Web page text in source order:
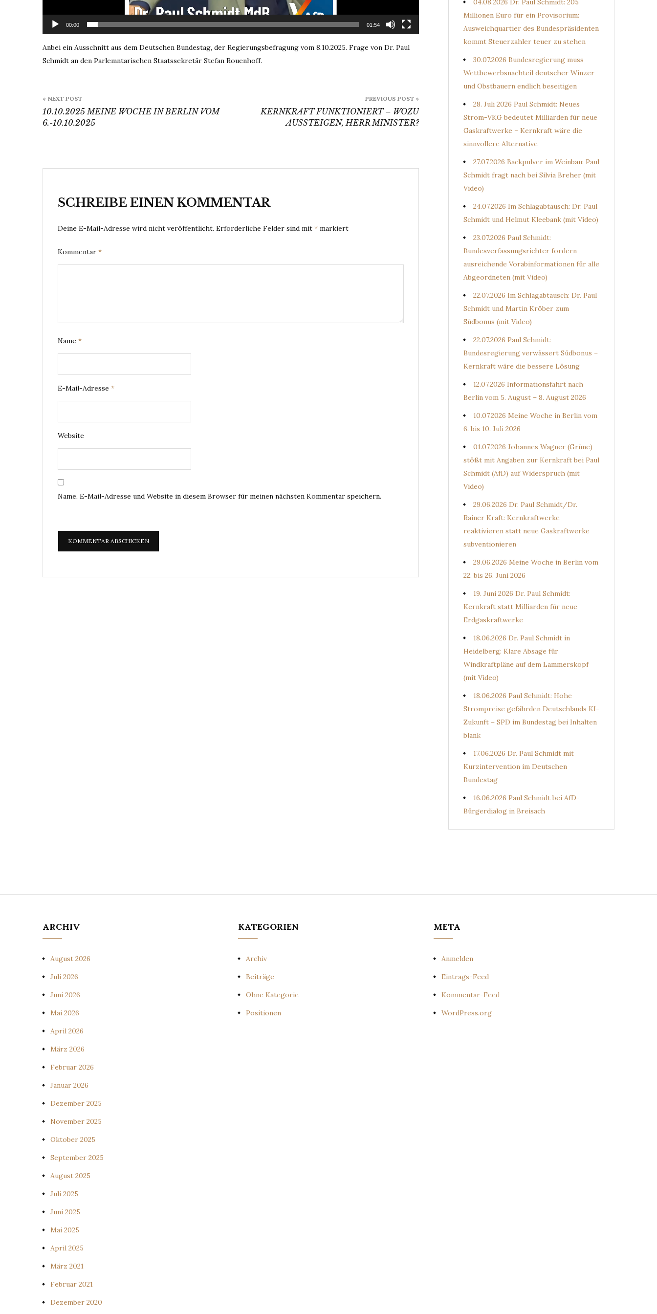
00:00 01:54
Anbei ein Ausschnitt aus dem Deutschen Bundestag, der Regierungsbefragung vom 8.10.2025. Frage von Dr. Paul
Schmidt an den Parlemntarischen Staatssekretär Stefan Rouenhoff.
PREVIOUS POST »
KERNKRAFT FUNKTIONIERT – WOZU
AUSSTEIGEN, HERR MINISTER?
« NEXT POST
10.10.2025 MEINE WOCHE IN BERLIN VOM
6.-10.10.2025
SCHREIBE EINEN KOMMENTAR
Deine E-Mail-Adresse wird nicht veröffentlicht. Erforderliche Felder sind mit * markiert
Kommentar *
Name *
E-Mail-Adresse *
Website
Name, E-Mail-Adresse und Website in diesem Browser für meinen nächsten Kommentar speichern.
04.08.2026 Dr. Paul Schmidt: 205
Millionen Euro für ein Provisorium:
Ausweichquartier des Bundespräsidenten
kommt Steuerzahler teuer zu stehen
30.07.2026 Bundesregierung muss
Wettbewerbsnachteil deutscher Winzer
und Obstbauern endlich beseitigen
28. Juli 2026 Paul Schmidt: Neues
Strom-VKG bedeutet Milliarden für neue
Gaskraftwerke – Kernkraft wäre die
sinnvollere Alternative
27.07.2026 Backpulver im Weinbau: Paul
Schmidt fragt nach bei Silvia Breher (mit
Video)
24.07.2026 Im Schlagabtausch: Dr. Paul
Schmidt und Helmut Kleebank (mit Video)
23.07.2026 Paul Schmidt:
Bundesverfassungsrichter fordern
ausreichende Vorabinformationen für alle
Abgeordneten (mit Video)
22.07.2026 Im Schlagabtausch: Dr. Paul
Schmidt und Martin Kröber zum
Südbonus (mit Video)
22.07.2026 Paul Schmidt:
Bundesregierung verwässert Südbonus –
Kernkraft wäre die bessere Lösung
12.07.2026 Informationsfahrt nach
Berlin vom 5. August – 8. August 2026
10.07.2026 Meine Woche in Berlin vom
6. bis 10. Juli 2026
01.07.2026 Johannes Wagner (Grüne)
stößt mit Angaben zur Kernkraft bei Paul
Schmidt (AfD) auf Widerspruch (mit
Video)
29.06.2026 Dr. Paul Schmidt/Dr.
Rainer Kraft: Kernkraftwerke
reaktivieren statt neue Gaskraftwerke
subventionieren
29.06.2026 Meine Woche in Berlin vom
22. bis 26. Juni 2026
19. Juni 2026 Dr. Paul Schmidt:
Kernkraft statt Milliarden für neue
Erdgaskraftwerke
18.06.2026 Dr. Paul Schmidt in
Heidelberg: Klare Absage für
Windkraftpläne auf dem Lammerskopf
(mit Video)
18.06.2026 Paul Schmidt: Hohe
Strompreise gefährden Deutschlands KI-
Zukunft – SPD im Bundestag bei Inhalten
blank
17.06.2026 Dr. Paul Schmidt mit
Kurzintervention im Deutschen
Bundestag
16.06.2026 Paul Schmidt bei AfD-
Bürgerdialog in Breisach
ARCHIV
August 2026
Juli 2026
Juni 2026
Mai 2026
April 2026
März 2026
Februar 2026
Januar 2026
Dezember 2025
November 2025
Oktober 2025
September 2025
August 2025
Juli 2025
Juni 2025
Mai 2025
April 2025
März 2021
Februar 2021
Dezember 2020
KATEGORIEN
Archiv
Beiträge
Ohne Kategorie
Positionen
META
Anmelden
Eintrags-Feed
Kommentar-Feed
WordPress.org